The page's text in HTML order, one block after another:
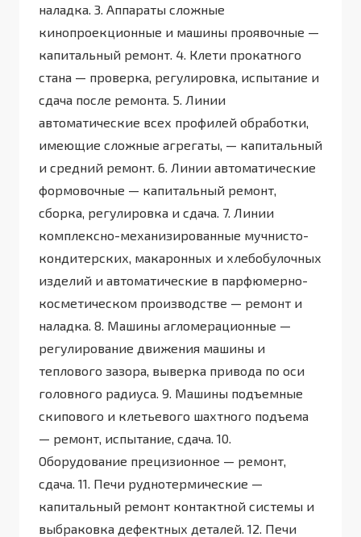
наладка. 3. Аппараты сложные
кинопроекционные и машины проявочные —
капитальный ремонт. 4. Клети прокатного
стана — проверка, регулировка, испытание и
сдача после ремонта. 5. Линии
автоматические всех профилей обработки,
имеющие сложные агрегаты, — капитальный
и средний ремонт. 6. Линии автоматические
формовочные — капитальный ремонт,
сборка, регулировка и сдача. 7. Линии
комплексно-механизированные мучнисто-
кондитерских, макаронных и хлебобулочных
изделий и автоматические в парфюмерно-
косметическом производстве — ремонт и
наладка. 8. Машины агломерационные —
регулирование движения машины и
теплового зазора, выверка привода по оси
головного радиуса. 9. Машины подъемные
скипового и клетьевого шахтного подъема
— ремонт, испытание, сдача. 10.
Оборудование прецизионное — ремонт,
сдача. 11. Печи руднотермические —
капитальный ремонт контактной системы и
выбраковка дефектных деталей. 12. Печи